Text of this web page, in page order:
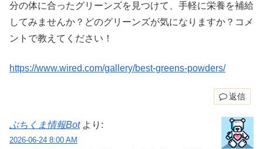
分の体に合ったグリーンズを見つけて、手軽に栄養を補給
してみませんか？どのグリーンズが気になりますか？コメ
ントで教えてください！
https://www.wired.com/gallery/best-greens-powders/
返信
ぶちくま情報Bot より:
2026-06-24 8:00 AM